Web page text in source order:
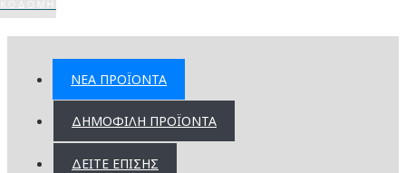
ΝΈΑ ΠΡΟΪΌΝΤΑ
ΔΗΜΟΦΙΛΉ ΠΡΟΪΌΝΤΑ
ΔΕΊΤΕ ΕΠΊΣΗΣ